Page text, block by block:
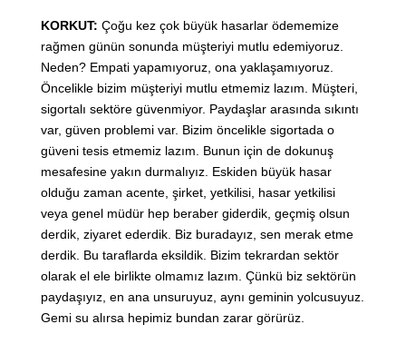
KORKUT: Çoğu kez çok büyük hasarlar ödememize
rağmen günün sonunda müşteriyi mutlu edemiyoruz.
Neden? Empati yapamıyoruz, ona yaklaşamıyoruz.
Öncelikle bizim müşteriyi mutlu etmemiz lazım. Müşteri,
sigortalı sektöre güvenmiyor. Paydaşlar arasında sıkıntı
var, güven problemi var. Bizim öncelikle sigortada o
güveni tesis etmemiz lazım. Bunun için de dokunuş
mesafesine yakın durmalıyız. Eskiden büyük hasar
olduğu zaman acente, şirket, yetkilisi, hasar yetkilisi
veya genel müdür hep beraber giderdik, geçmiş olsun
derdik, ziyaret ederdik. Biz buradayız, sen merak etme
derdik. Bu taraflarda eksildik. Bizim tekrardan sektör
olarak el ele birlikte olmamız lazım. Çünkü biz sektörün
paydaşıyız, en ana unsuruyuz, aynı geminin yolcusuyuz.
Gemi su alırsa hepimiz bundan zarar görürüz.